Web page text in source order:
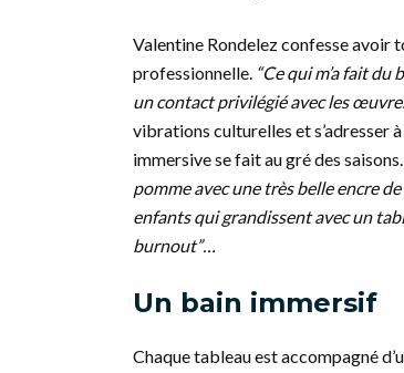
Valentine Rondelez confesse avoir
professionnelle. “Ce qui m’a fait du
un contact privilégié avec les
vibrations culturelles et s’adresser
immersive se fait au gré des
pomme avec une très belle encre
enfants qui grandissent avec un
burnout”…
Un bain immersif
Chaque tableau est accompagné